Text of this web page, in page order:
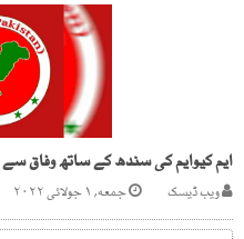
ایم کیوایم کی سندھ کے ساتھ وفاق
ویب ڈیسک جمعه, ۱ جولائی ۲۰۲۲